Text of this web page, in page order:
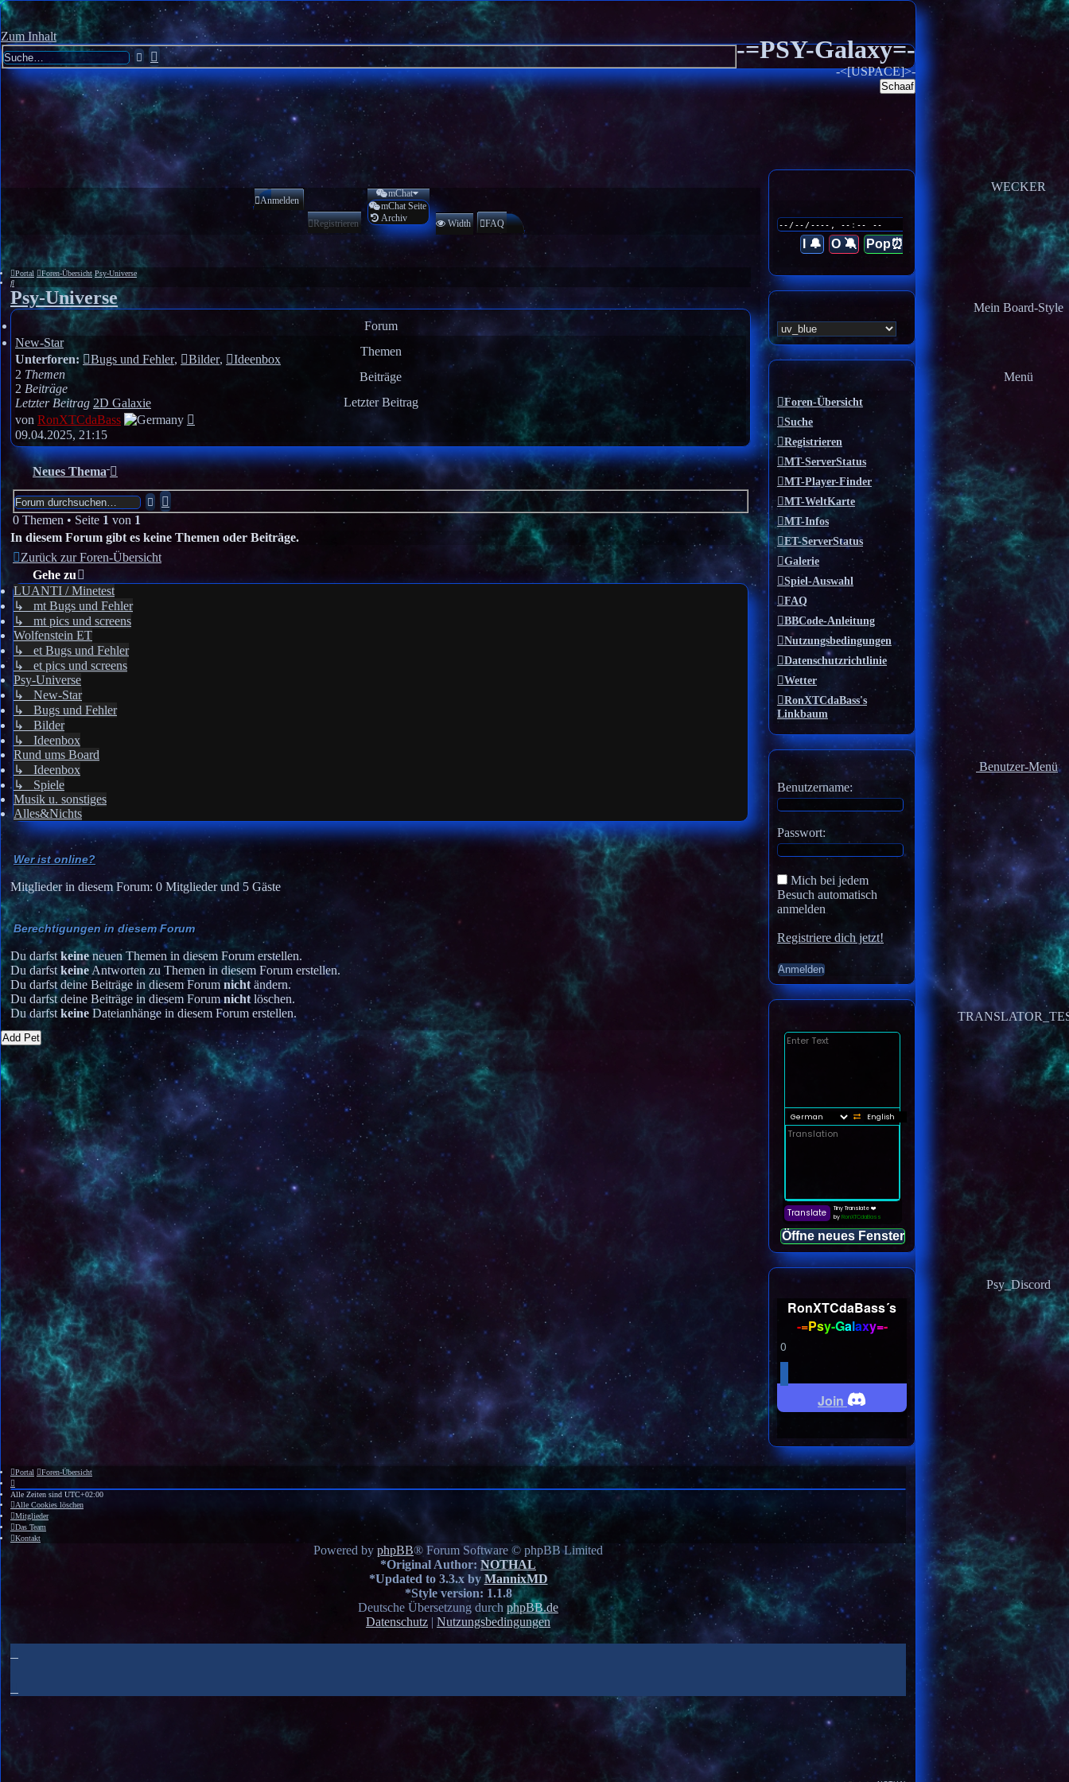
-=PSY-Galaxy=-
-<[USPACE]>-
Schaaf
Zum Inhalt
SucheErweiterte
Suche
Anmelden
Registrieren
mChat
mChat Seite
Archiv
Width FAQ
Portal Foren-Übersicht Psy-Universe
Suche
Psy-Universe
Forum
Themen
Beiträge
Letzter Beitrag
New-Star
Unterforen:
Bugs und Fehler, Bilder,
Ideenbox
2 Themen
2 Beiträge
Letzter Beitrag 2D Galaxie
von RonXTCdaBass
09.04.2025, 21:15
Neues Thema
Suche
Suche
0 Themen • Seite 1 von 1
In diesem Forum gibt es keine Themen oder Beiträge.
Zurück zur Foren-Übersicht
Gehe zu
LUANTI / Minetest
↳ mt Bugs und Fehler
↳ mt pics und screens
Wolfenstein ET
↳ et Bugs und Fehler
↳ et pics und screens
Psy-Universe
↳ New-Star
↳ Bugs und Fehler
↳ Bilder
↳ Ideenbox
Rund ums Board
↳ Ideenbox
↳ Spiele
Musik u. sonstiges
Alles&Nichts
Wer ist online?
Mitglieder in diesem Forum: 0 Mitglieder und 5 Gäste
Berechtigungen in diesem Forum
Du darfst keineneuen Themen in diesem Forum erstellen.
Du darfst keine Antworten zu Themen in diesem Forum erstellen.
Du darfst deine Beiträge in diesem Forumnicht ändern.
Du darfst deine Beiträge in diesem Forumnicht löschen.
Du darfst keine Dateianhänge in diesem Forum erstellen.
Add Pet
WECKER
I 🔔 O 🔕 Pop⏰
Mein Board-Style
Menü
Foren-Übersicht
Suche
Registrieren
MT-ServerStatus
MT-Player-Finder
MT-WeltKarte
MT-Infos
ET-ServerStatus
Galerie
Spiel-Auswahl
FAQ
BBCode-Anleitung
Nutzungsbedingungen
Datenschutzrichtlinie
Wetter
RonXTCdaBass's
Linkbaum
Benutzer-Menü
Benutzername:
Passwort:
Mich bei jedem
Besuch automatisch
anmelden
Registriere dich jetzt!
Öffne neues Fenster
Psy_Discord
RonXTCdaBass´s
-=Psy-Galaxy=-
0
Join
Portal Foren-Übersicht
Alle Zeiten sind UTC+02:00
Alle Cookies löschen
Mitglieder
Das Team
Kontakt
Powered by phpBB® Forum Software © phpBB Limited
*Original Author: NOTHAL
*Updated to 3.3.x by MannixMD
*Style version: 1.1.8
Deutsche Übersetzung durch phpBB.de
Datenschutz | Nutzungsbedingungen